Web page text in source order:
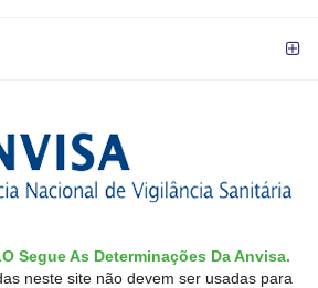
Segue As Determinações Da Anvisa.
neste site não devem ser usadas para